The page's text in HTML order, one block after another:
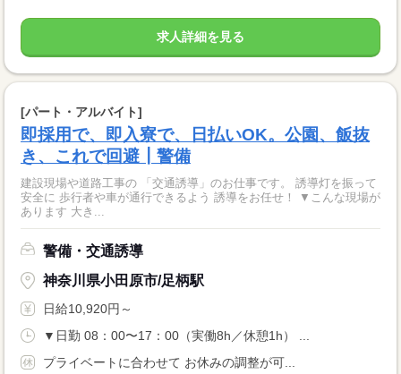
求人詳細を見る
[パート・アルバイト]
即採用で、即入寮で、日払いOK。公園、飯抜
き、これで回避┃警備
建設現場や道路工事の 「交通誘導」のお仕事です。 誘導灯を振って
安全に 歩行者や車が通行できるよう 誘導をお任せ！ ▼こんな現場が
あります 大き...
警備・交通誘導
神奈川県小田原市/足柄駅
日給10,920円～
▼日勤 08：00〜17：00（実働8h／休憩1h） ...
プライベートに合わせて お休みの調整が可...